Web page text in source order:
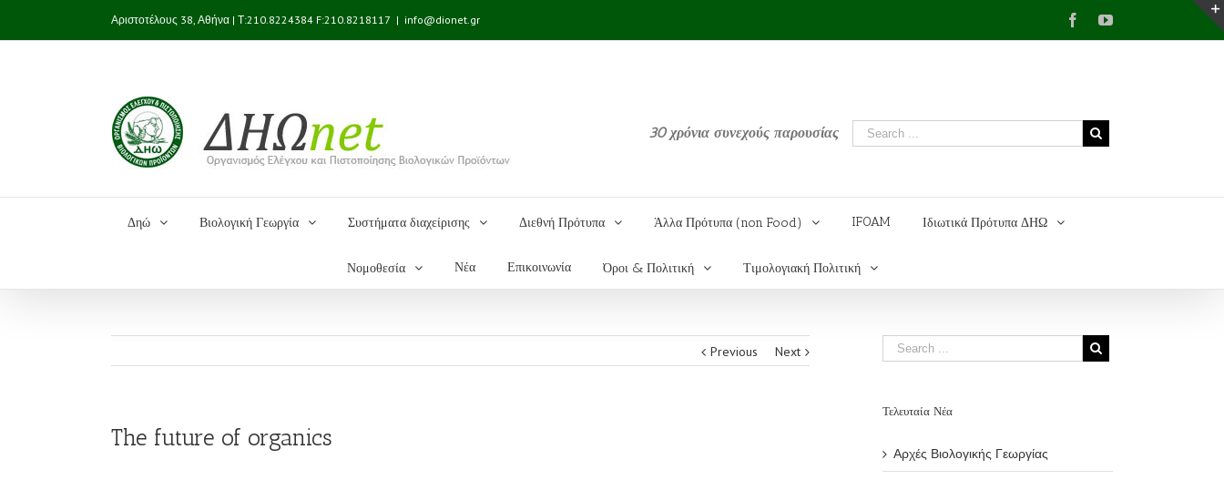
Αριστοτέλους 38, Αθήνα | Τ:210.8224384 F:210.8218117 | info@dionet.gr FacebookYouTube
30 χρόνια συνεχούς παρουσίας
Δηώ Βιολογική Γεωργία Συστήματα διαχείρισης Διεθνή Πρότυπα Άλλα Πρότυπα (non Food) IFOAM Ιδιωτικά Πρότυπα ΔΗΩ
Νομοθεσία Νέα Επικοινωνία Όροι & Πολιτική Τιμολογιακή Πολιτική
Previous Next
The future of organics
Τελευταία Νέα
Αρχές Βιολογικής Γεωργίας